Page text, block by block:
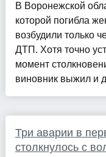
В Воронежской
которой погибла
возбудили только
ДТП. Хотя точно
момент
виновник выжил и
Три аварии в
столкнулось с